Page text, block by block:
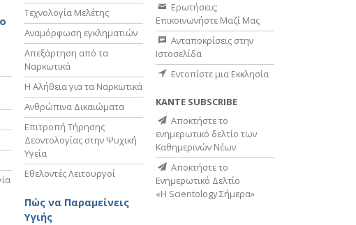
Τεχνολογία Μελέτης
Αναμόρφωση εγκληματιών
Απεξάρτηση από τα
Ναρκωτικά
Η Αλήθεια για τα Ναρκωτικά
Ανθρώπινα Δικαιώματα
Επιτροπή Τήρησης
Δεοντολογίας στην Ψυχική
Υγεία
Εθελοντές Λειτουργοί
Πώς να Παραμείνεις
Υγιής
Ερωτήσεις;
Επικοινωνήστε Μαζί Μας
Ανταποκρίσεις στην
Ιστοσελίδα
Εντοπίστε μια Εκκλησία
ΚΑΝΤΕ SUBSCRIBE
Αποκτήστε το
ενημερωτικό δελτίο των
Καθημερινών Νέων
Αποκτήστε το
Ενημερωτικό Δελτίο
«Η Scientology Σήμερα»